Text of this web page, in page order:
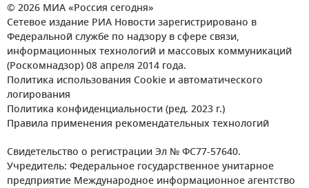
© 2026 МИА «Россия сегодня»
Сетевое издание РИА Новости зарегистрировано в
Федеральной службе по надзору в сфере связи,
информационных технологий и массовых коммуникаций
(Роскомнадзор) 08 апреля 2014 года.
Политика использования Cookie и автоматического
логирования
Политика конфиденциальности (ред. 2023 г.)
Правила применения рекомендательных технологий
Свидетельство о регистрации Эл № ФС77-57640.
Учредитель: Федеральное государственное унитарное
предприятие Международное информационное агентство